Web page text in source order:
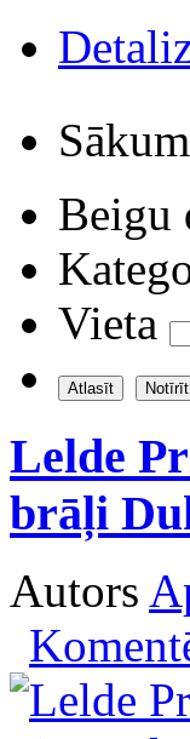
Beigu
Vieta
Lelde
brāļi
Autors